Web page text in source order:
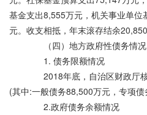
基金支出8,555万元，机关事业单
元。收支相抵，年末滚存结余20,850
（四）地方政府性债务情况
1. 债务限额情况
2018年底，自治区财政厅
(其中:一般债务88,500万元，专项债
2.政府债务余额情况